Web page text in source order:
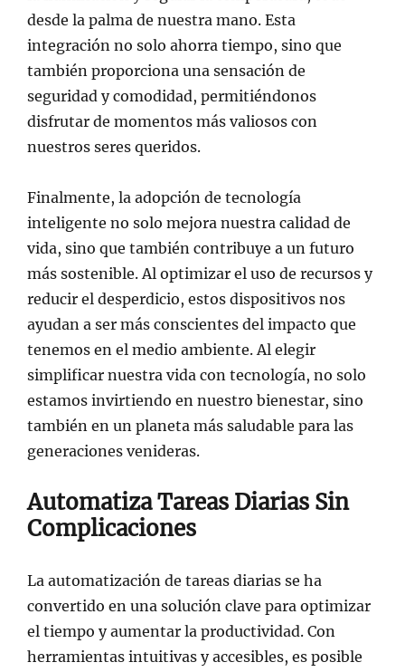
desde la palma de nuestra mano. Esta
integración no solo ahorra tiempo, sino que
también proporciona una sensación de
seguridad y comodidad, permitiéndonos
disfrutar de momentos más valiosos con
nuestros seres queridos.
Finalmente, la adopción de tecnología
inteligente no solo mejora nuestra calidad de
vida, sino que también contribuye a un futuro
más sostenible. Al optimizar el uso de recursos y
reducir el desperdicio, estos dispositivos nos
ayudan a ser más conscientes del impacto que
tenemos en el medio ambiente. Al elegir
simplificar nuestra vida con tecnología, no solo
estamos invirtiendo en nuestro bienestar, sino
también en un planeta más saludable para las
generaciones venideras.
Automatiza Tareas Diarias Sin
Complicaciones
La automatización de tareas diarias se ha
convertido en una solución clave para optimizar
el tiempo y aumentar la productividad. Con
herramientas intuitivas y accesibles, es posible